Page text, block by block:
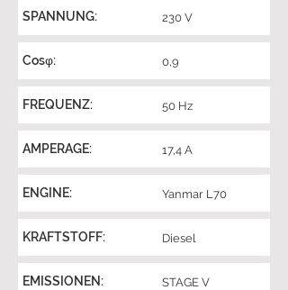
SPANNUNG: 230 V
Cosφ: 0,9
FREQUENZ: 50 Hz
AMPERAGE: 17,4 A
ENGINE: Yanmar L70
KRAFTSTOFF: Diesel
EMISSIONEN: STAGE V